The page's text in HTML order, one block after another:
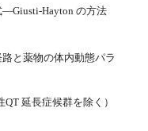
—Giusti-Hayton の方法
と薬物の体内動態パラ
延長症候群を除く）